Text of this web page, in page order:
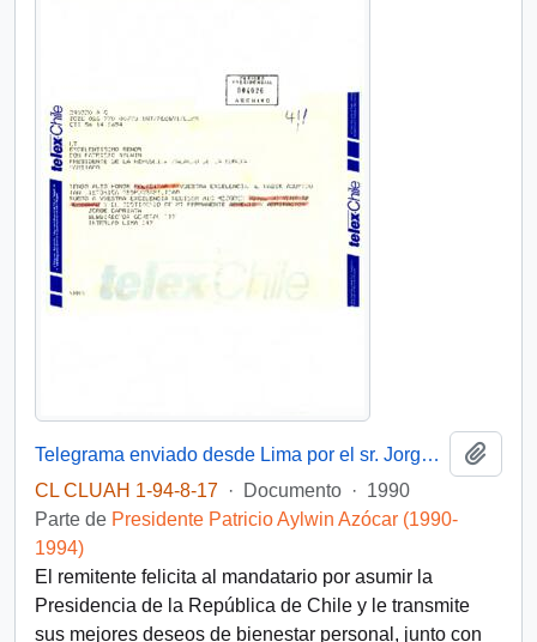
Telegrama enviado desde Lima por el sr. Jorge Capriata, Subdirector General de la OIT [Organización Internacional del Trabajo] dirigida al Presidente Patricio Aylwin
CL CLUAH 1-94-8-17 · Documento · 1990
Parte de Presidente Patricio Aylwin Azócar (1990-
1994)
El remitente felicita al mandatario por asumir la
Presidencia de la República de Chile y le transmite
sus mejores deseos de bienestar personal, junto con